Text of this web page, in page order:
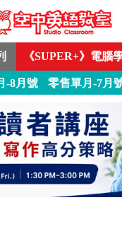
《SUPER+》電腦
-8月號 零售單月-7月